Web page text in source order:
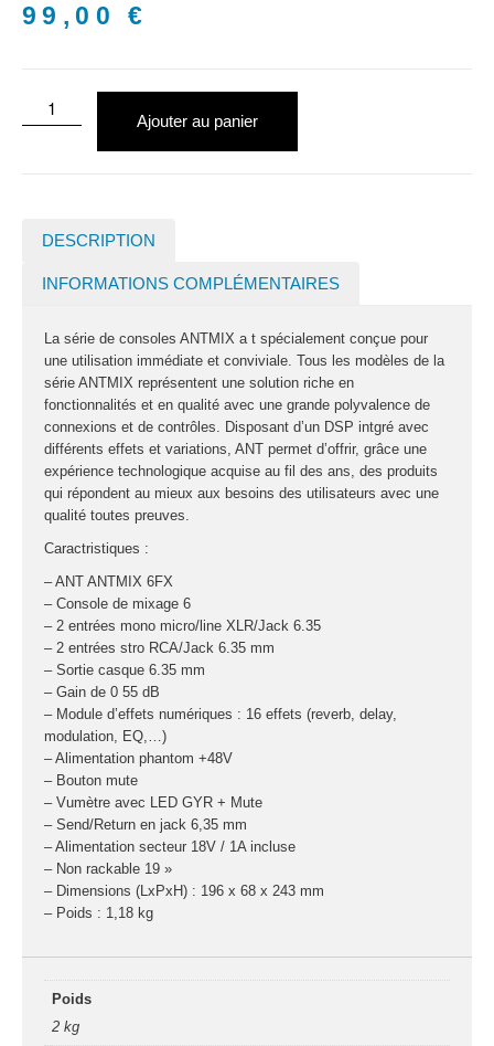
99,00€
Ajouter au panier
DESCRIPTION
INFORMATIONS COMPLÉMENTAIRES
La série de consoles ANTMIX a t spécialement conçue pour
une utilisation immédiate et conviviale. Tous les modèles de la
série ANTMIX représentent une solution riche en
fonctionnalités et en qualité avec une grande polyvalence de
connexions et de contrôles. Disposant d’un DSP intgré avec
différents effets et variations, ANT permet d’offrir, grâce une
expérience technologique acquise au fil des ans, des produits
qui répondent au mieux aux besoins des utilisateurs avec une
qualité toutes preuves.
Caractristiques :
– ANT ANTMIX 6FX
– Console de mixage 6
– 2 entrées mono micro/line XLR/Jack 6.35
– 2 entrées stro RCA/Jack 6.35 mm
– Sortie casque 6.35 mm
– Gain de 0 55 dB
– Module d’effets numériques : 16 effets (reverb, delay,
modulation, EQ,…)
– Alimentation phantom +48V
– Bouton mute
– Vumètre avec LED GYR + Mute
– Send/Return en jack 6,35 mm
– Alimentation secteur 18V / 1A incluse
– Non rackable 19 »
– Dimensions (LxPxH) : 196 x 68 x 243 mm
– Poids : 1,18 kg
Poids
2 kg